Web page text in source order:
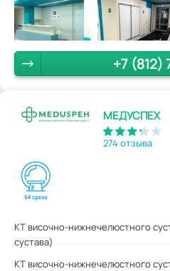
+7 (812)
МЕДУСПЕХ
274 отзыва
КТ височно-нижнечелюстного
сустава)
КТ височно-нижнечелюстного